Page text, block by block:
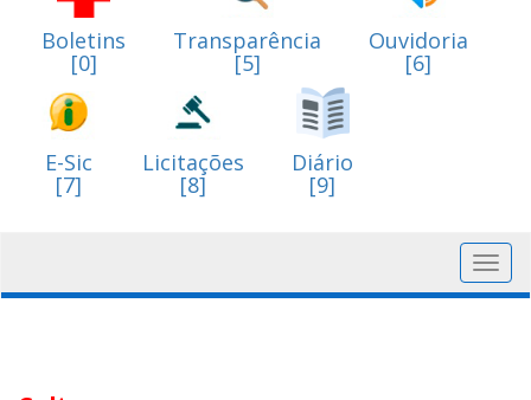
Boletins
[0]
Transparência
[5]
Ouvidoria
[6]
E-Sic
[7]
Licitações
[8]
Diário
[9]